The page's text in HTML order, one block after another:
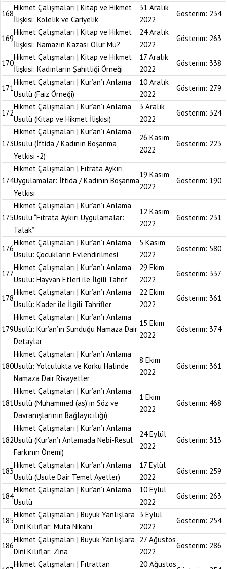
168
Hikmet Çalışmaları | Kitap ve Hikmet
İlişkisi: Kölelik ve Cariyelik
31 Aralık
2022
Gösterim: 234
169
Hikmet Çalışmaları | Kitap ve Hikmet
İlişkisi: Namazın Kazası Olur Mu?
24 Aralık
2022
Gösterim: 263
170
Hikmet Çalışmaları | Kitap ve Hikmet
İlişkisi: Kadınların Şahitliği Örneği
17 Aralık
2022
Gösterim: 338
171
Hikmet Çalışmaları | Kur’an’ı Anlama
Usulü (Faiz Örneği)
10 Aralık
2022
Gösterim: 279
172
Hikmet Çalışmaları | Kur’an’ı Anlama
Usulü (Kitap ve Hikmet İlişkisi)
3 Aralık
2022
Gösterim: 324
173
Hikmet Çalışmaları | Kur’an’ı Anlama
Usulü (İftida / Kadının Boşanma
Yetkisi -2)
26 Kasım
2022
Gösterim: 223
174
Hikmet Çalışmaları | Fıtrata Aykırı
Uygulamalar: İftida / Kadının Boşanma
Yetkisi
19 Kasım
2022
Gösterim: 190
175
Hikmet Çalışmaları | Kur’an’ı Anlama
Usulü “Fıtrata Aykırı Uygulamalar:
Talak”
12 Kasım
2022
Gösterim: 231
176
Hikmet Çalışmaları | Kur’an’ı Anlama
Usulü: Çocukların Evlendirilmesi
5 Kasım
2022
Gösterim: 580
177
Hikmet Çalışmaları | Kur’an’ı Anlama
Usulü: Hayvan Etleri ile İlgili Tahrif
29 Ekim
2022
Gösterim: 337
178
Hikmet Çalışmaları | Kur’an’ı Anlama
Usulü: Kader ile İlgili Tahrifler
22 Ekim
2022
Gösterim: 361
179
Hikmet Çalışmaları | Kur’an’ı Anlama
Usulü: Kur’an’ın Sunduğu Namaza Dair
Detaylar
15 Ekim
2022
Gösterim: 374
180
Hikmet Çalışmaları | Kur’an’ı Anlama
Usulü: Yolculukta ve Korku Halinde
Namaza Dair Rivayetler
8 Ekim
2022
Gösterim: 361
181
Hikmet Çalışmaları | Kur’an’ı Anlama
Usulü (Muhammed (as)’ın Söz ve
Davranışlarının Bağlayıcılığı)
1 Ekim
2022
Gösterim: 468
182
Hikmet Çalışmaları | Kur’an’ı Anlama
Usulü (Kur’an’ı Anlamada Nebi-Resul
Farkının Önemi)
24 Eylül
2022
Gösterim: 313
183
Hikmet Çalışmaları | Kur’an’ı Anlama
Usulü (Usule Dair Temel Ayetler)
17 Eylül
2022
Gösterim: 259
184
Hikmet Çalışmaları | Kur’an’ı Anlama
Usulü
10 Eylül
2022
Gösterim: 263
185
Hikmet Çalışmaları | Büyük Yanlışlara
Dini Kılıflar: Muta Nikahı
3 Eylül
2022
Gösterim: 254
186
Hikmet Çalışmaları | Büyük Yanlışlara
Dini Kılıflar: Zina
27 Ağustos
2022
Gösterim: 286
Hikmet Çalışmaları | Fıtrattan 20 Ağustos